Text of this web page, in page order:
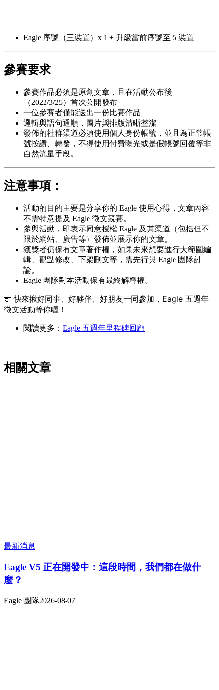
Eagle 序號（三裝置）x 1 + 升級當前序號至 5 裝置
參賽要求
參賽作品必須是原創文章，且在活動公布後
（2022/3/25）首次公開發布
一位參賽者僅能送出一份比賽作品
邏輯與語句通順，圖片與排版清晰整潔
發佈的社群渠道必須使用個人身份帳號，並且為正常帳
號按讚、轉發，不得使用付費曝光或是假帳號回覆等非
自然流量手段。
注意事項：
活動的目的主要是分享你的 Eagle 使用心得，文章內容
不需特意提及 Eagle 徵文競賽。
參與活動，即表示同意授權 Eagle 及其渠道（包括但不
限於網站、廣告等）發佈並展示你的文章。
獲獎者仍保有文章著作權，如果未來想要進行大範圍編
輯、觀點修改、下架刪文等，需先行與 Eagle 團隊討
論。
Eagle 團隊對本活動保有最終解釋權。
🎊快來揪好同事、好夥伴、好朋友一同參加，Eagle 五週年
徵文活動等你喔！
閱讀更多： Eagle 五週年里程碑回顧
相關文章
最新消息
Eagle V5 正在開發中：這段時間，我們都在做什
麼？
Eagle 團隊2026-08-07